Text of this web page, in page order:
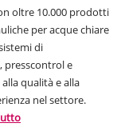
oltre 10.000 prodotti
per acque chiare
di
presscontrol e
qualità e alla
nel settore.